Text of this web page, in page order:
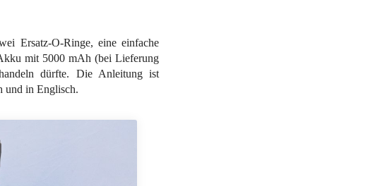
Ersatz-O-Ringe, eine einfache
mit 5000 mAh (bei Lieferung
dürfte. Die Anleitung ist
und in Englisch.